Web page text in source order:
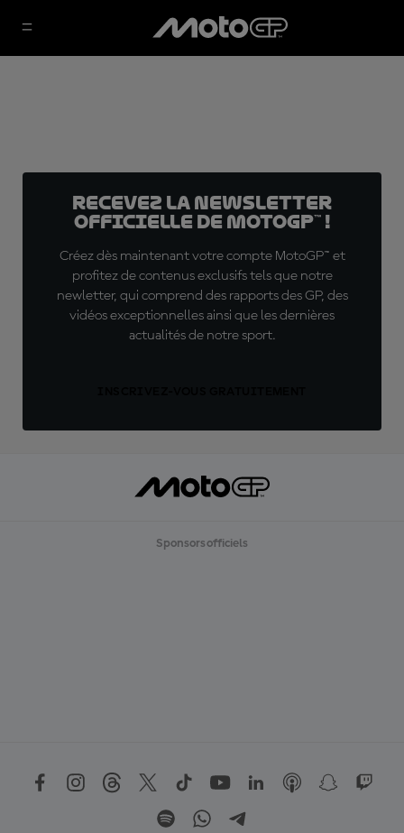
Recevez la Newsletter
officielle de MotoGP™ !
Créez dès maintenant votre compte MotoGP™ et
profitez de contenus exclusifs tels que notre
newletter, qui comprend des rapports des GP, des
vidéos exceptionnelles ainsi que les dernières
actualités de notre sport.
Sponsors officiels